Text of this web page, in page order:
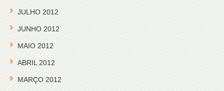
JULHO 2012
JUNHO 2012
MAIO 2012
ABRIL 2012
MARÇO 2012